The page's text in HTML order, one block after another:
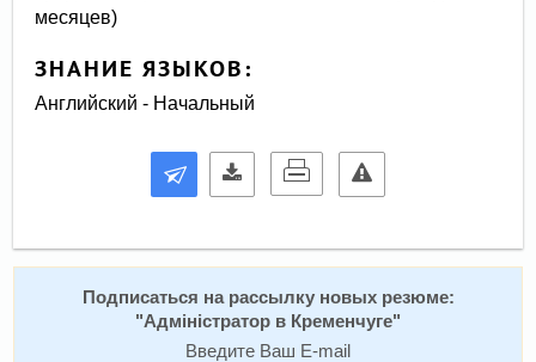
месяцев)
ЗНАНИЕ ЯЗЫКОВ:
Английский - Начальный
Подписаться на рассылку новых резюме:
"Адміністратор в Кременчуге"
Введите Ваш E-mail